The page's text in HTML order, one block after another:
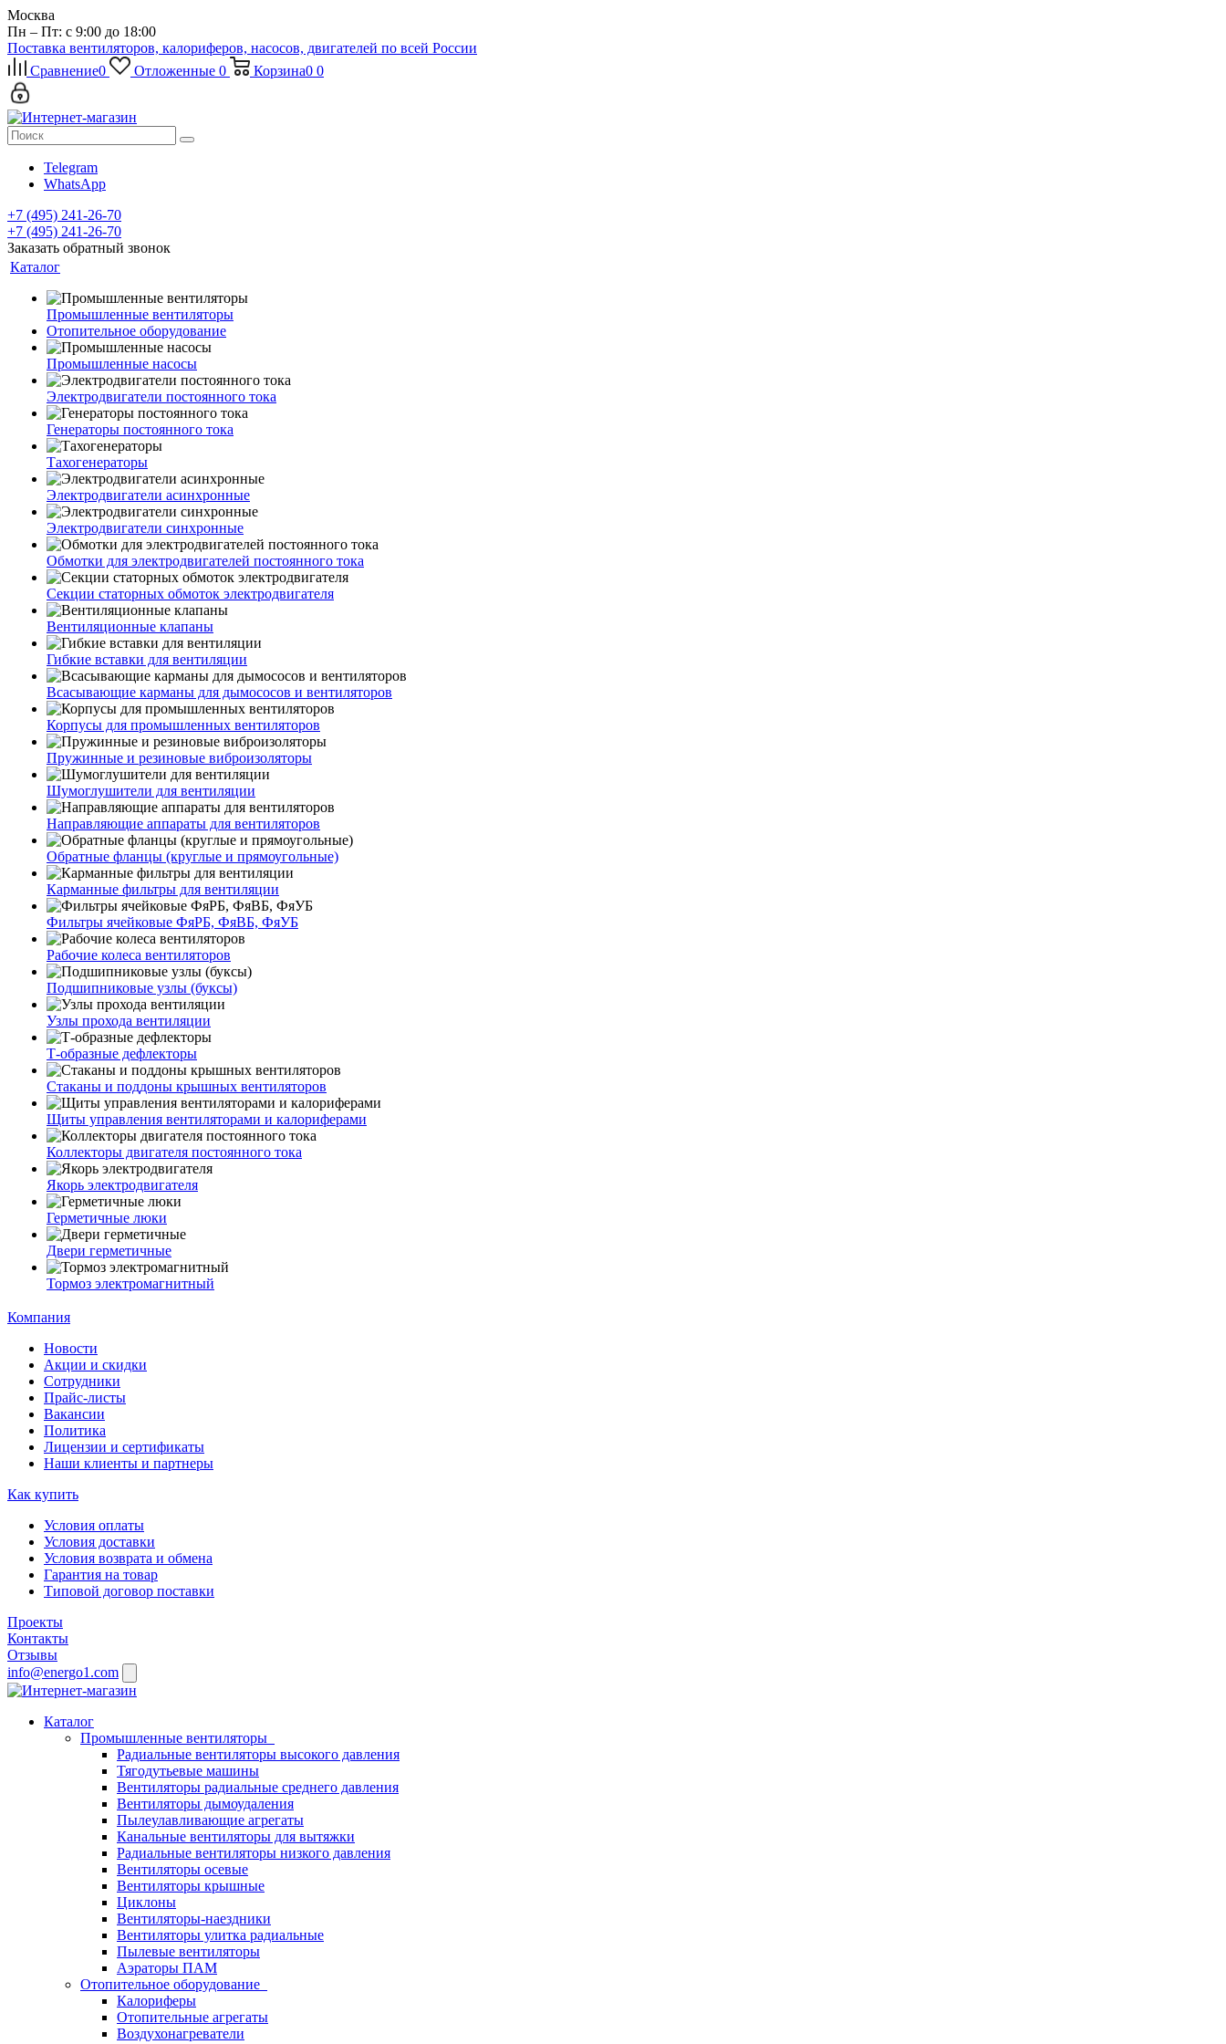
Москва
Пн – Пт: с 9:00 до 18:00
Поставка вентиляторов, калориферов, насосов, двигателей по всей России
Сравнение0 Отложенные 0 Корзина0 0
Telegram
WhatsApp
+7 (495) 241-26-70
+7 (495) 241-26-70
Заказать обратный звонок
Каталог
Промышленные вентиляторы
Отопительное оборудование
Промышленные насосы
Электродвигатели постоянного тока
Генераторы постоянного тока
Тахогенераторы
Электродвигатели асинхронные
Электродвигатели синхронные
Обмотки для электродвигателей постоянного тока
Секции статорных обмоток электродвигателя
Вентиляционные клапаны
Гибкие вставки для вентиляции
Всасывающие карманы для дымососов и вентиляторов
Корпусы для промышленных вентиляторов
Пружинные и резиновые виброизоляторы
Шумоглушители для вентиляции
Направляющие аппараты для вентиляторов
Обратные фланцы (круглые и прямоугольные)
Карманные фильтры для вентиляции
Фильтры ячейковые ФяРБ, ФяВБ, ФяУБ
Рабочие колеса вентиляторов
Подшипниковые узлы (буксы)
Узлы прохода вентиляции
Т-образные дефлекторы
Стаканы и поддоны крышных вентиляторов
Щиты управления вентиляторами и калориферами
Коллекторы двигателя постоянного тока
Якорь электродвигателя
Герметичные люки
Двери герметичные
Тормоз электромагнитный
Компания
Новости
Акции и скидки
Сотрудники
Прайс-листы
Вакансии
Политика
Лицензии и сертификаты
Наши клиенты и партнеры
Как купить
Условия оплаты
Условия доставки
Условия возврата и обмена
Гарантия на товар
Типовой договор поставки
Проекты
Контакты
Отзывы
info@energo1.com
Каталог
Промышленные вентиляторы
Радиальные вентиляторы высокого давления
Тягодутьевые машины
Вентиляторы радиальные среднего давления
Вентиляторы дымоудаления
Пылеулавливающие агрегаты
Канальные вентиляторы для вытяжки
Радиальные вентиляторы низкого давления
Вентиляторы осевые
Вентиляторы крышные
Циклоны
Вентиляторы-наездники
Вентиляторы улитка радиальные
Пылевые вентиляторы
Аэраторы ПАМ
Отопительное оборудование
Калориферы
Отопительные агрегаты
Воздухонагреватели